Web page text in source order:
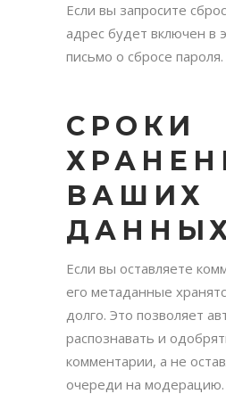
Если вы запросите
адрес будет включен в
письмо о сбросе пароля.
СРОКИ
ВАШИХ
Если вы оставляете
его метаданные
долго. Это позволяет
распознавать и
комментарии, а не
очереди на модерацию.